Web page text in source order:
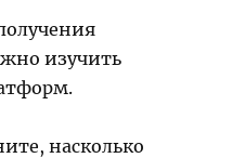
изучить
насколько